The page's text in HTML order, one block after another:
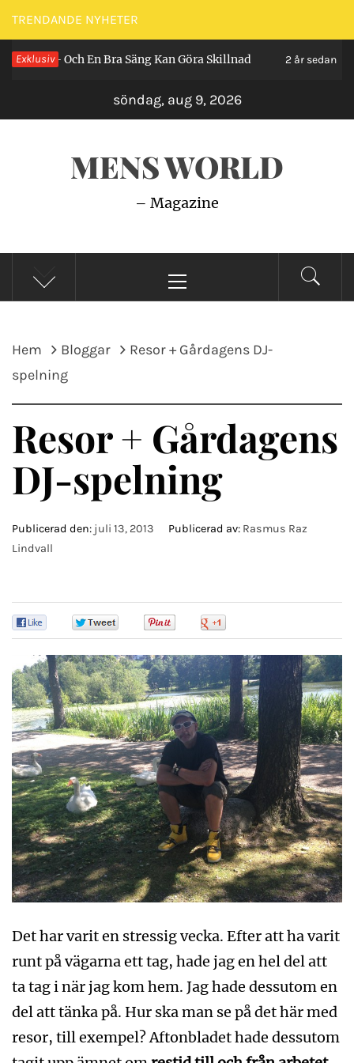
Hoppa
till
innehåll
TRENDANDE NYHETER
Exklusiv
En Bra Säng Kan Göra Skillnad 2 år sedan Så Gör du
söndag, aug 9, 2026
MENS WORLD
– Magazine
meny
Hem Bloggar
Resor + Gårdagens DJ-
spelning
Resor + Gårdagens
DJ-spelning
Publicerad den: juli 13, 2013 Publicerad av: Rasmus Raz
Lindvall
Det har varit en stressig vecka. Efter att ha varit
runt på vägarna ett tag, hade jag en hel del att
ta tag i när jag kom hem. Jag hade dessutom en
del att tänka på. Hur ska man se på det här med
resor, till exempel? Aftonbladet hade dessutom